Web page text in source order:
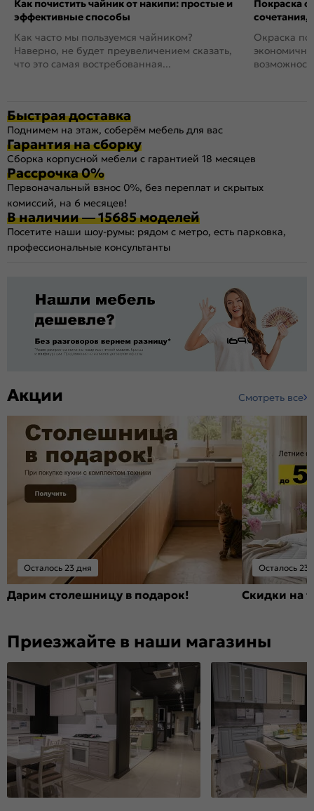
Как почистить чайник от накипи: простые и
эффективные способы
Как часто мы пользуемся чайником?
Наверно, не будет преувеличением сказать,
что это самая востребованная...
Покраска
сочетания,
Окраска
Быстрая доставка
Поднимем на этаж, соберём мебель для вас
Гарантия на сборку
Сборка корпусной мебели с гарантией 18 месяцев
Рассрочка 0%
Первоначальный взнос 0%, без переплат и скрытых
комиссий, на 6 месяцев!
В наличии — 15685 моделей
Посетите наши шоу-румы: рядом с метро, есть парковка,
профессиональные консультанты
Акции Смотреть все
Осталось 23 дня
Дарим столешницу в подарок!
Осталось 23
Скидки на
Приезжайте в наши магазины